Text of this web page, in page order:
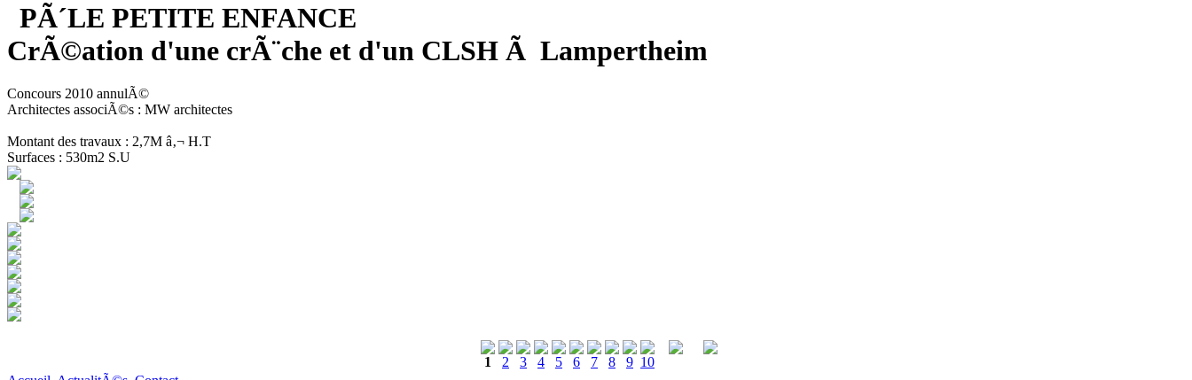
PÃ´LE PETITE ENFANCE
CrÃ©ation d'une crÃ¨che et d'un CLSH Ã Lampertheim
Concours 2010 annulÃ©
Architectes associÃ©s : MW architectes
Montant des travaux : 2,7M â‚¬ H.T
Surfaces : 530m2 S.U
1 2 3 4 5 6 7 8 9 10